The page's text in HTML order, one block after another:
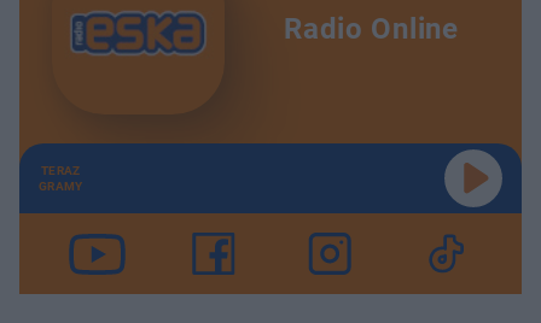
Radio Online
TERAZ
GRAMY